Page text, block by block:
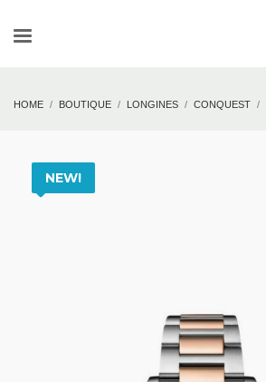
HOME BOUTIQUE LONGINES CONQUEST
NEW!